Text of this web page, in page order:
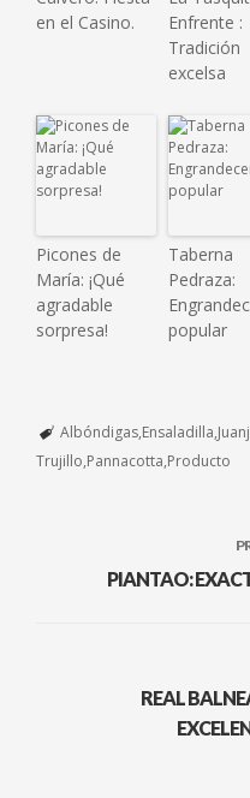
en el Casino.
Enfrente :
Tradición
excelsa
Picones de
María: ¡Qué
agradable
sorpresa!
Taberna
Pedraza:
popular
Albóndigas Ensaladilla
Trujillo Pannacotta Producto
PIANTAO:
REAL